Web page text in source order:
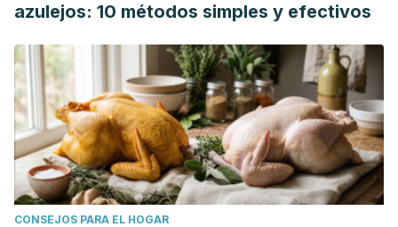
azulejos: 10 métodos simples y efectivos
CONSEJOS PARA EL HOGAR